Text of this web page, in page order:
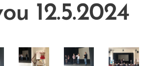
12.5.2024